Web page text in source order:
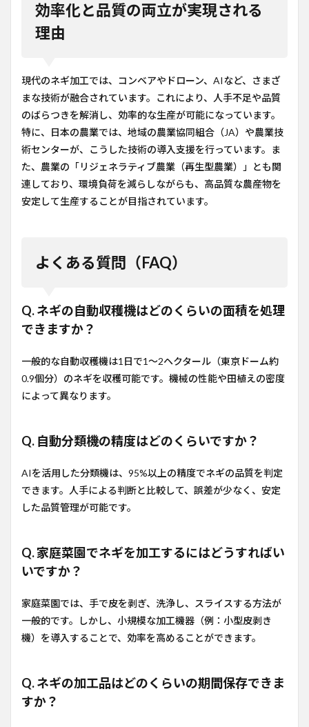
効率化と品質の両立が実現される
理由
現代のネギ加工では、コンベアやドローン、AIなど、さまざ
まな技術が融合されています。これにより、人手不足や品質
のばらつきを解消し、効率的な生産が可能になっています。
特に、日本の農業では、地域の農業協同組合（JA）や農業技
術センターが、こうした技術の導入支援を行っています。ま
た、農業の「リジェネラティブ農業（再生型農業）」とも関
連しており、環境負荷を減らしながらも、高品質な農産物を
安定して生産することが目指されています。
よくある質問（FAQ）
Q. ネギの自動収穫機はどのくらいの面積を処理
できますか？
一般的な自動収穫機は1日で1〜2ヘクタール（東京ドーム約
0.9個分）のネギを収穫可能です。機械の性能や田植えの密度
によって異なります。
Q. 自動分類機の精度はどのくらいですか？
AIを活用した分類機は、95%以上の精度でネギの品質を判定
できます。人手による判断と比較して、誤差が少なく、安定
した品質管理が可能です。
Q. 家庭菜園でネギを加工するにはどうすればい
いですか？
家庭菜園では、手で皮を剥ぎ、洗浄し、スライスする方法が
一般的です。しかし、小規模な加工機器（例：小型皮剥き
機）を導入することで、効率を高めることができます。
Q. ネギの加工品はどのくらいの期間保存できま
すか？